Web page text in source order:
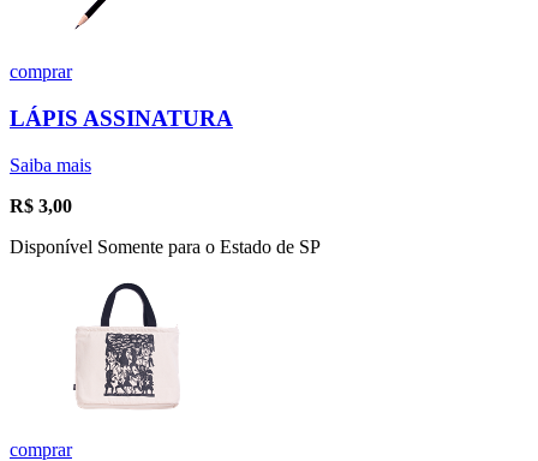
comprar
LÁPIS ASSINATURA
Saiba mais
R$ 3,00
Disponível Somente para o Estado de SP
comprar